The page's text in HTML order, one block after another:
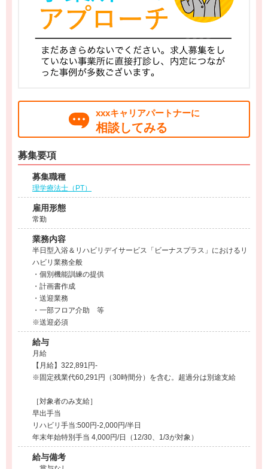
xxxキャリアパートナーに
相談してみる
募集要項
募集職種
理学療法士（PT）
雇用形態
常勤
業務内容
半日型入浴＆リハビリデイサービス「ビーナスプラス」におけるリ
ハビリ業務全般
・個別機能訓練の提供
・計画書作成
・送迎業務
・一部フロア介助 等
※送迎必須
給与
月給
【月給】322,891円-
※固定残業代60,291円（30時間分）を含む。超過分は別途支給
［対象者のみ支給］
早出手当
リハビリ手当:500円-2,000円/半日
年末年始特別手当 4,000円/日（12/30、1/3が対象）
給与備考